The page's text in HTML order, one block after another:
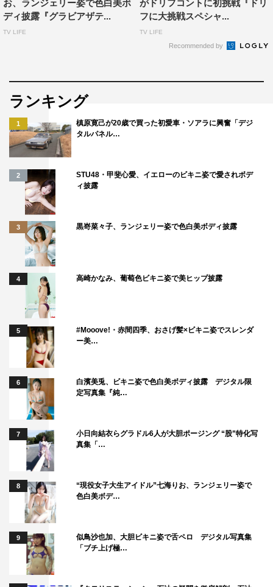
お、ランジェリー姿で色白美ボ
ディ披露『グラビアザテ...
TV LIFE
がドリフコントに初挑戦『ドリ
フに大挑戦スペシャ...
TV LIFE
Recommended by
ランキング
1
槙原寛己が20歳で買った初愛車・ソアラに興奮「デジ
タルパネル…
2
STU48・甲斐心愛、イエローのビキニ姿で愛されボデ
ィ披露
3 黒嵜菜々子、ランジェリー姿で色白美ボディ披露
4 高崎かなみ、葡萄色ビキニ姿で美ヒップ披露
5
#Mooove!・赤間四季、おさげ髪×ビキニ姿でスレンダ
ー美…
6
白濱美兎、ビキニ姿で色白美ボディ披露 デジタル限
定写真集『純…
7
小日向結衣らグラドル6人が大胆ポージング “股”特化写
真集「…
8
“現役女子大生アイドル”七海りお、ランジェリー姿で
色白美ボデ…
9
似鳥沙也加、大胆ビキニ姿で舌ペロ デジタル写真集
「ブチ上げ極…